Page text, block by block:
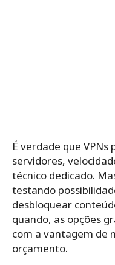
É verdade que
servidores,
técnico dedicado.
testando
desbloquear
quando, as opções
com a vantagem de
orçamento.